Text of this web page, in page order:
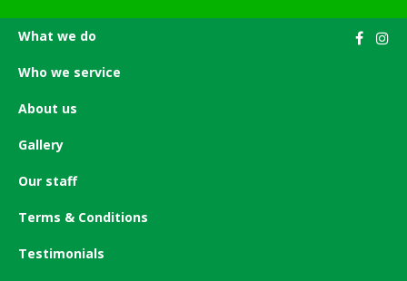
What we do
Who we service
About us
Gallery
Our staff
Terms & Conditions
Testimonials